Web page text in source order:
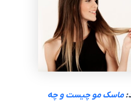
ماسک مو چیست و چه